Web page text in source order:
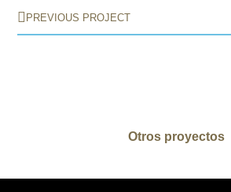
PREVIOUS PROJECT
Otros proyectos